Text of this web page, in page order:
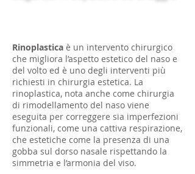
Rinoplastica è un intervento chirurgico
che migliora l’aspetto estetico del naso e
del volto ed è uno degli interventi più
richiesti in chirurgia estetica. La
rinoplastica, nota anche come chirurgia
di rimodellamento del naso viene
eseguita per correggere sia imperfezioni
funzionali, come una cattiva respirazione,
che estetiche come la presenza di una
gobba sul dorso nasale rispettando la
simmetria e l’armonia del viso.